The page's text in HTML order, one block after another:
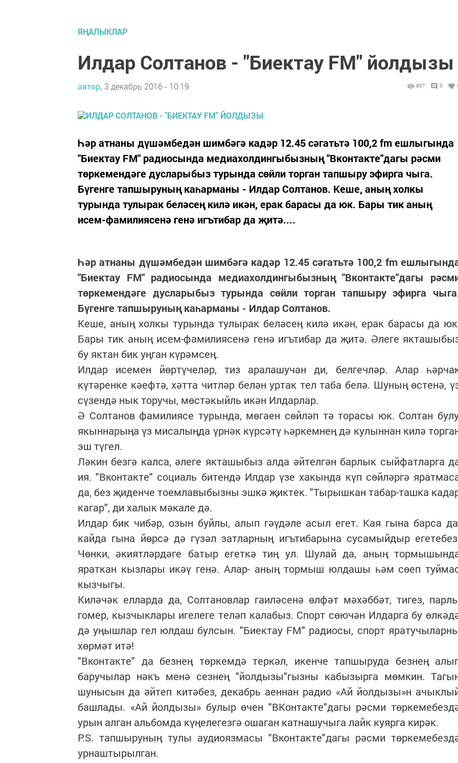
ЯҢАЛЫКЛАР
Илдар Солтанов - "Биектау FM" йолдызы
автор, 3 декабрь 2016 - 10:19 807 0
Һәр атнаны дүшәмбедән шимбәгә кадәр 12.45 сәгатьтә 100,2 fm ешлыгында
"Биектау FM" радиосында медиахолдингыбызның "Вконтакте"дагы рәсми
төркемендәге дусларыбыз турында сөйли торган тапшыру эфирга чыга.
Бүгенге тапшыруның каһарманы - Илдар Солтанов. Кеше, аның холкы
турында тулырак беләсең килә икән, ерак барасы да юк. Бары тик аның
исем-фамилиясенә генә игътибар да җитә....
Һәр атнаны дүшәмбедән шимбәгә кадәр 12.45 сәгатьтә 100,2 fm
"Биектау FM" радиосында медиахолдингыбызның "Вконтакте"дагы
төркемендәге дусларыбыз турында сөйли торган тапшыру эфирга
Бүгенге тапшыруның каһарманы - Илдар Солтанов.
Кеше, аның холкы турында тулырак беләсең килә икән, ерак барасы да
Бары тик аның исем-фамилиясенә генә игътибар да җитә. Әлеге
бу яктан бик уңган күрәмсең.
Илдар исемен йөртүчеләр, тиз аралашучан ди, белгечләр. Алар
күтәренке кәефтә, хәтта читләр белән уртак тел таба белә. Шуның өстенә,
сүзендә нык торучы, мөстәкыйль икән Илдарлар.
Ә Солтанов фамилиясе турында, мөгаен сөйләп тә торасы юк. Солтан
якыннарыңа үз мисалыңда үрнәк күрсәтү һәркемнең дә кулыннан килә
эш түгел.
Ләкин безгә калса, әлеге якташыбыз алда әйтелгән барлык сыйфатларга
ия. "Вконтакте" социаль битендә Илдар үзе хакында күп сөйләргә
да, без җиденче тоемлавыбызны эшкә җиктек. "Тырышкан табар-ташка
кагар", ди халык мәкале дә.
Илдар бик чибәр, озын буйлы, алып гәүдәле асыл егет. Кая гына барса
кайда гына йөрсә дә гүзәл затларның игътибарына сусамыйдыр
Чөнки, әкиятләрдәге батыр егеткә тиң ул. Шулай да, аның
яраткан кызлары икәү генә. Алар- аның тормыш юлдашы һәм сөеп
кызчыгы.
Киләчәк елларда да, Солтановлар гаиләсенә өлфәт мәхәббәт, тигез,
гомер, кызчыклары игелеге теләп калабыз. Спорт сөючән Илдарга бу
дә уңышлар гел юлдаш булсын. "Биектау FM" радиосы, спорт
хөрмәт итә!
"Вконтакте" да безнең төркемдә теркәл, икенче тапшыруда безнең
баручылар нәкъ менә сезнең "йолдызы"гызны кабызырга мөмкин.
шунысын да әйтеп китәбез, декабрь аеннан радио «Ай йолдызы»н
башлады. «Ай йолдызы» булыр өчен "ВКонтакте"дагы рәсми
урын алган альбомда күңелегезгә ошаган катнашучыга лайк куярга кирәк.
P.S. тапшыруның тулы аудиоязмасы "Вконтакте"дагы рәсми
урнаштырылган.